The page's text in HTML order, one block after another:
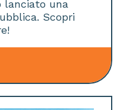
lanciato una
Scopri